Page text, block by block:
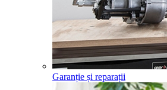
Garanție și reparații